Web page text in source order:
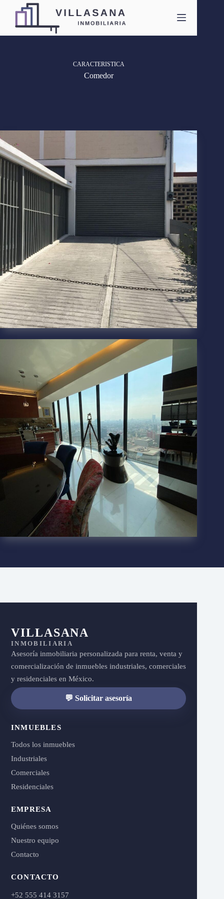
CARACTERISTICA
Comedor
VILLASANA
INMOBILIARIA
Asesoría inmobiliaria personalizada para renta, venta y
comercialización de inmuebles industriales, comerciales
y residenciales en México.
💬 Solicitar asesoría
INMUEBLES
Todos los inmuebles
Industriales
Comerciales
Residenciales
EMPRESA
Quiénes somos
Nuestro equipo
Contacto
CONTACTO
+52 555 414 3157